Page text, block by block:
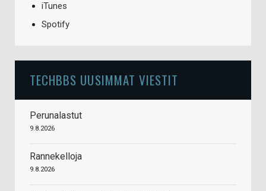
iTunes
Spotify
TECHBBS UUSIMMAT VIESTIT
Perunalastut
9.8.2026
Rannekelloja
9.8.2026